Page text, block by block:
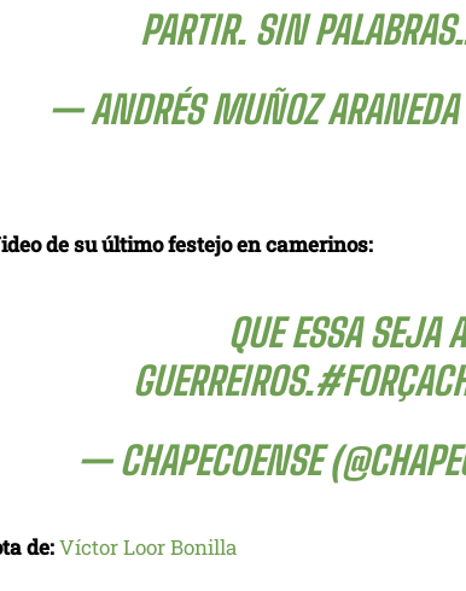
PARTIR. SIN
— ANDRÉS MUÑOZ
de su último festejo en camerinos:
QUE ESSA SEJA
GUERREIROS.
— CHAPECOENSE
de:Víctor Loor Bonilla